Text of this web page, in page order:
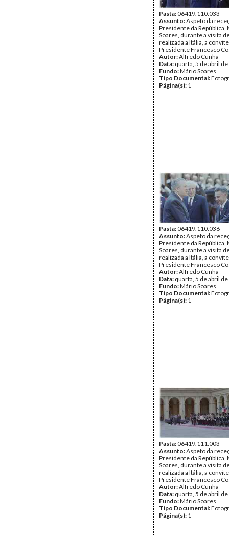
Pasta:06419.110.033
Assunto:Aspeto da
Presidente da República,
Soares, durante a visita
realizada a Itália, a
Presidente Francesco
Autor:Alfredo Cunha
Data: quarta, 5 de abril
Fundo:Mário Soares
Tipo Documental:
Página(s): 1
Pasta:06419.110.036
Assunto:Aspeto da
Presidente da República,
Soares, durante a visita
realizada a Itália, a
Presidente Francesco
Autor:Alfredo Cunha
Data: quarta, 5 de abril
Fundo:Mário Soares
Tipo Documental:
Página(s): 1
Pasta:06419.111.003
Assunto:Aspeto da
Presidente da República,
Soares, durante a visita
realizada a Itália, a
Presidente Francesco
Autor:Alfredo Cunha
Data: quarta, 5 de abril
Fundo:Mário Soares
Tipo Documental:
Página(s): 1